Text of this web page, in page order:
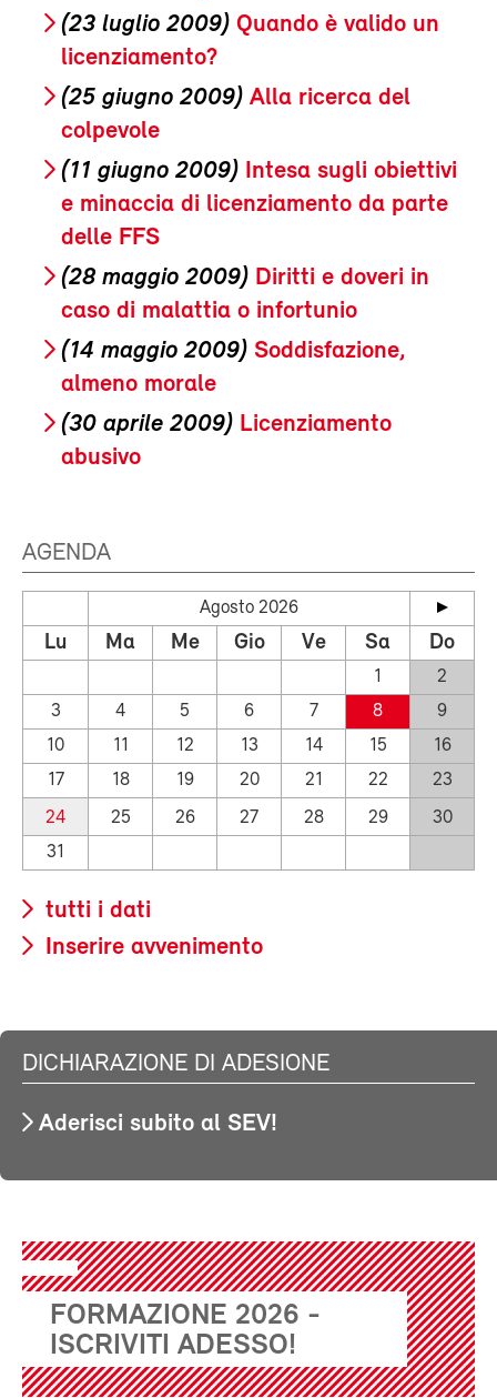
(23 luglio 2009) Quando è valido un
licenziamento?
(25 giugno 2009) Alla ricerca del
colpevole
(11 giugno 2009) Intesa sugli obiettivi
e minaccia di licenziamento da parte
delle FFS
(28 maggio 2009) Diritti e doveri in
caso di malattia o infortunio
(14 maggio 2009) Soddisfazione,
almeno morale
(30 aprile 2009) Licenziamento
abusivo
AGENDA
Agosto 2026
Lu Ma Me Gio Ve Sa Do
1
2
3
4 5 6 7 8
9
10
11 12 13 14 15
16
17
18 19 20 21 22
23
24
25 26 27 28 29
30
31
tutti i dati
Inserire avvenimento
DICHIARAZIONE DI ADESIONE
Aderisci subito al SEV!
FORMAZIONE 2026 -
ISCRIVITI ADESSO!